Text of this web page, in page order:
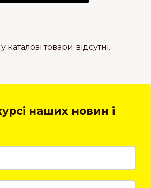
товари відсутні.
наших новин і